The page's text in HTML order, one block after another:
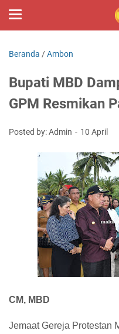
Beranda /Ambon
Bupati MBD
GPM Resmikan
Posted by: Admin 10 April
CM, MBD
Jemaat Gereja Protestan